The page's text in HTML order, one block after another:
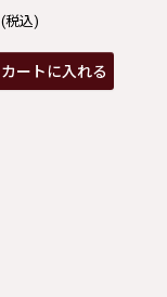
(税込)
カートに入れる